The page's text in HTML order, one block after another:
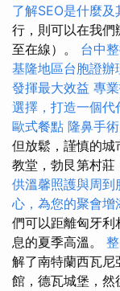
了解SEO是什麼及
行，則可以在我
至在線）。 台中
基隆地區台胞證辦
發揮最大效益 專
選擇，打造一個代
歐式餐點 隆鼻手
但放鬆，謹慎的城
教堂，勃艮第村莊
供溫馨照護與周到
心，為您的聚會增
們可以距離匈牙利
息的夏季高溫。
解了南特蘭西瓦尼
館，德瓦城堡，然